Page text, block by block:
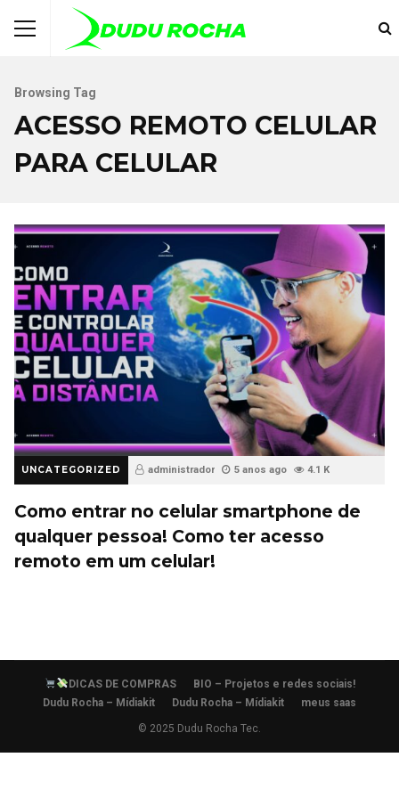
Browsing Tag
ACESSO REMOTO CELULAR
PARA CELULAR
UNCATEGORIZED administrador 5 anos ago 4.1 K
Como entrar no celular smartphone de
qualquer pessoa! Como ter acesso
remoto em um celular!
DICAS DE COMPRAS
BIO – Projetos e redes sociais!
Dudu Rocha – Mídiakit
Dudu Rocha – Mídiakit meus saas
© 2025 Dudu Rocha Tec.